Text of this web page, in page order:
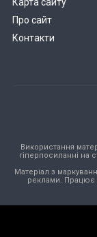
Карта сайту
Про сайт
Контакти
Використання
гіперпосиланні на
Матеріал з
реклами. Працює